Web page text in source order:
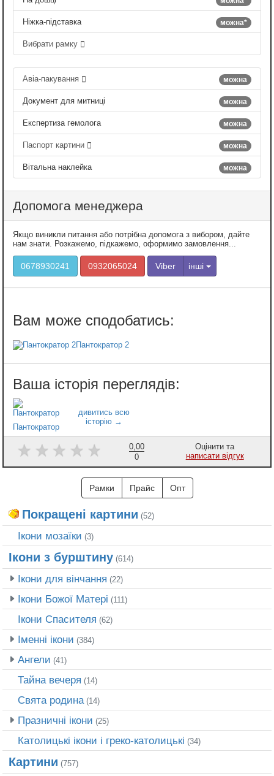
можна*
Ніжка-підставка
Вибрати рамку
можна
Авіа-пакування
можна
Документ для митниці
можна
Експертиза гемолога
можна
Паспорт картини
можна
Вітальна наклейка
Допомога менеджера
Якщо виникли питання або потрібна допомога з вибором, дайте
нам знати. Розкажемо, підкажемо, оформимо замовлення...
0678930241 0932065024 Viber інші
Пантократор 2
Пантократор
0,00
0
Оцінити та
написати відгук
Рамки Прайс Опт
Покращені картини (52)
Ікони мозаїки (3)
Ікони з бурштину (614)
Ікони для вінчання (22)
Ікони Божої Матері (111)
Ікони Спасителя (62)
Іменні ікони (384)
Ангели (41)
Тайна вечеря (14)
Свята родина (14)
Празничні ікони (25)
Католицькі ікони і греко-католицькі (34)
Картини (757)